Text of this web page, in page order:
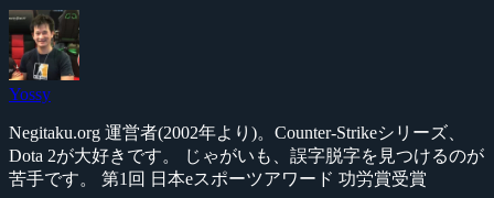
Yossy
Negitaku.org 運営者(2002年より)。Counter-Strikeシリーズ、
Dota 2が大好きです。 じゃがいも、誤字脱字を見つけるのが
苦手です。 第1回 日本eスポーツアワード 功労賞受賞